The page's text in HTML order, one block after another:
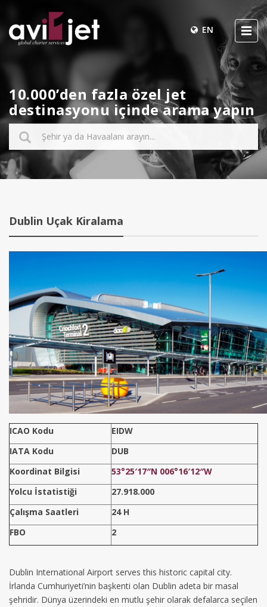
EN
10.000’den fazla özel jet
destinasyonu içinde arama yapın
Dublin Uçak Kiralama
ICAO Kodu
EIDW
IATA Kodu
DUB
Koordinat Bilgisi
53°25′17″N 006°16′12″W
Yolcu İstatistiği
27.918.000
Çalışma Saatleri
24 H
FBO
2
Dublin International Airport serves this historic capital city.
İrlanda Cumhuriyeti’nin başkenti olan Dublin adeta bir masal
şehridir. Dünya üzerindeki en mutlu şehir olarak defalarca seçilen